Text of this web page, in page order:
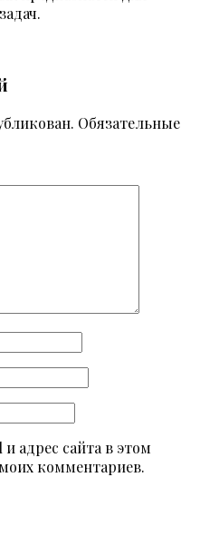
Обязательные
адрес сайта в этом
комментариев.